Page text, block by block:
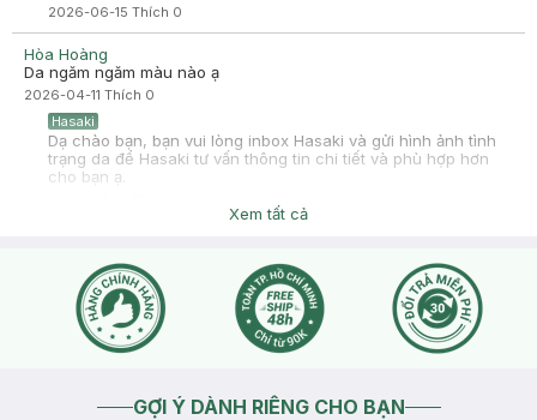
2026-06-15 Thích 0
Hòa Hoàng
Da ngăm ngăm màu nào ạ
2026-04-11 Thích 0
Hasaki
Dạ chào bạn, bạn vui lòng inbox Hasaki và gửi hình ảnh tình
trạng da để Hasaki tư vấn thông tin chi tiết và phù hợp hơn
cho bạn ạ.
Xem tất cả
GỢI Ý DÀNH RIÊNG CHO BẠN